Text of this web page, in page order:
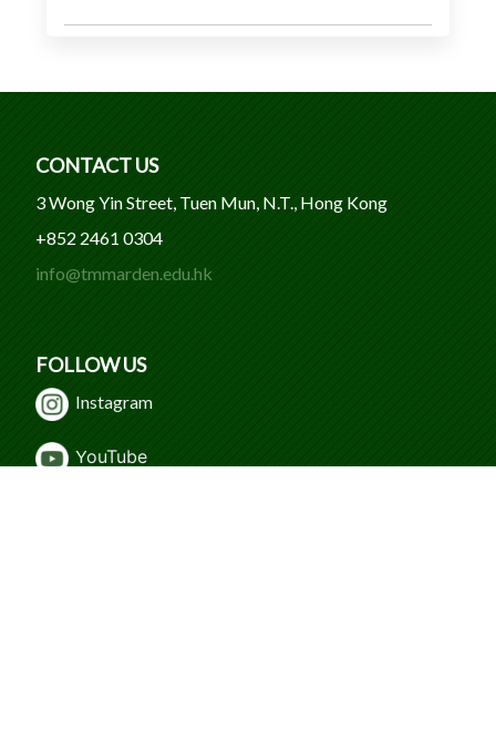
CONTACT US
3 Wong Yin Street, Tuen Mun, N.T., Hong Kong
+852 2461 0304
info@tmmarden.edu.hk
FOLLOW US
Instagram
YouTube